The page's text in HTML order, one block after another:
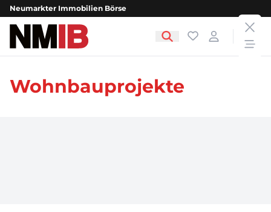
Neumarkter Immobilien Börse
NMIB - Neumarkter Immobilien BörseFavoriten
Login
Wohnbauprojekte